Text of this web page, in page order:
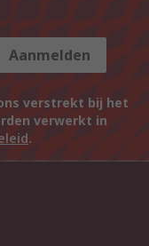
Aanmelden
verstrekt bij het
verwerkt in
.